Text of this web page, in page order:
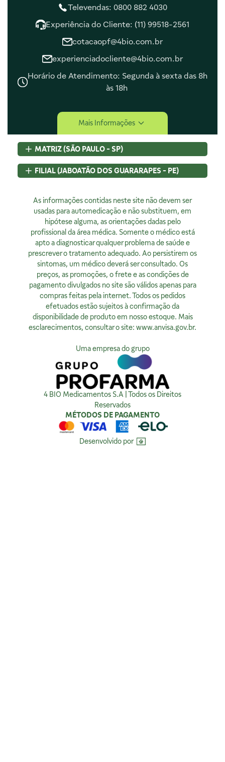
Televendas: 0800 882 4030
Experiência do Cliente: (11) 99518-2561
cotacaopf@4bio.com.br
experienciadocliente@4bio.com.br
Horário de Atendimento: Segunda à sexta das 8h
às 18h
Central de Ajuda
Central de Atendimento
Envio e Entrega
Navegando e Comprando
Trocas e Devoluções
Fale Conosco
Encarregado de Privacidade
Rodrigo Costa
dpo@4bio.com.br
Institucional
Quem Somos
Privacidade
Como tratamos sua Privacidade
Compra Segura
Mais Informações
MATRIZ (SÃO PAULO - SP)
Rua Pedroso Alvarenga, 58 Cj. 02
Itaim Bibi, São Paulo, SP
CNPJ:07.015.691/0001-46
Licença Sanitária Nº:
355030801-477-000962-1-0
AFE:7.16539-7
FARMACÊUTICA RESPONSÁVEL:
Renata de Sousa Cerqueira
63200
Horário de Atendimento:
Segunda à sexta, exceto feriados, das 08h00 às 20h00
Ver no Mapa
FILIAL (JABOATÃO DOS GUARARAPES - PE)
54320-230 - Brasil
07.015.691/0008-12
Licença Sanitária Nº:00523.3/2025
0888921250
FARMACÊUTICA RESPONSÁVEL:
Diogo Amaro da Silva Santos
CRF/PE:14237
Horário de Atendimento:
Segunda à sexta, exceto feriados, das 9h00 às 18h00.
Ver no Mapa
As informações contidas neste site não devem ser
usadas para automedicação e não substituem, em
hipótese alguma, as orientações dadas pelo
profissional da área médica. Somente o médico está
apto a diagnosticar qualquer problema de saúde e
prescrever o tratamento adequado. Ao persistirem os
sintomas, um médico deverá ser consultado. Os
preços, as promoções, o frete e as condições de
pagamento divulgados no site são válidos apenas para
compras feitas pela internet. Todos os pedidos
efetuados estão sujeitos à confirmação da
disponibilidade de produto em nosso estoque. Mais
esclarecimentos, consultar o site: www.anvisa.gov.br.
Uma empresa do grupo
4 BIO Medicamentos S.A | Todos os Direitos
Reservados
MÉTODOS DE PAGAMENTO
Desenvolvido por